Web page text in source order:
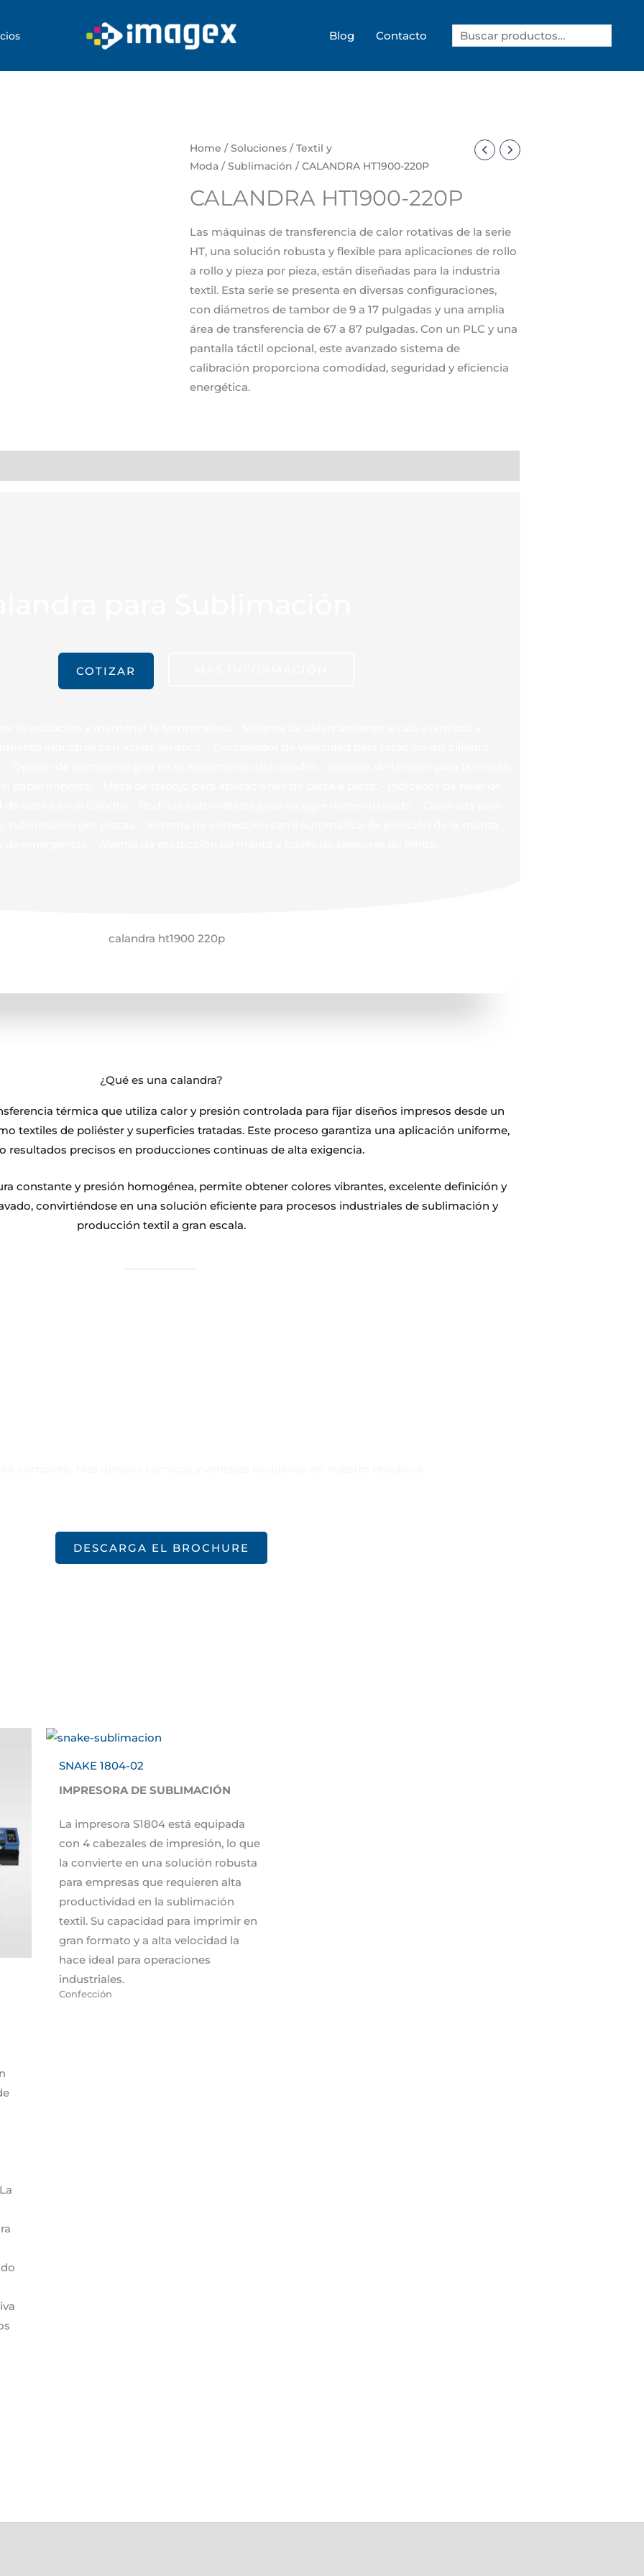
Blog Contacto
Home / Soluciones / Textil y
Moda / Sublimación / CALANDRA HT1900-220P
CALANDRA HT1900-220P
Las máquinas de transferencia de calor rotativas de la serie
HT, una solución robusta y flexible para aplicaciones de rollo
a rollo y pieza por pieza, están diseñadas para la industria
textil. Esta serie se presenta en diversas configuraciones,
con diámetros de tambor de 9 a 17 pulgadas y una amplia
área de transferencia de 67 a 87 pulgadas. Con un PLC y una
pantalla táctil opcional, este avanzado sistema de
calibración proporciona comodidad, seguridad y eficiencia
energética.
COTIZAR
¿Qué es una calandra?
térmica que utiliza calor y presión controlada para fijar diseños impresos desde un
textiles de poliéster y superficies tratadas. Este proceso garantiza una aplicación uniforme,
resultados precisos en producciones continuas de alta exigencia.
constante y presión homogénea, permite obtener colores vibrantes, excelente definición y
convirtiéndose en una solución eficiente para procesos industriales de sublimación y
producción textil a gran escala.
DESCARGA EL BROCHURE
SNAKE 1804-02
IMPRESORA DE SUBLIMACIÓN
La impresora S1804 está equipada
con 4 cabezales de impresión, lo que
la convierte en una solución robusta
para empresas que requieren alta
productividad en la sublimación
textil. Su capacidad para imprimir en
gran formato y a alta velocidad la
hace ideal para operaciones
industriales.
Confección